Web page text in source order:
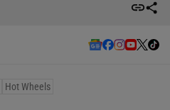
Hot Wheels